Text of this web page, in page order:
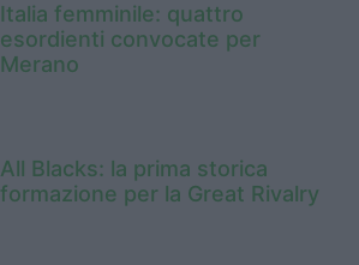
Italia femminile: quattro
esordienti convocate per
Merano
All Blacks: la prima storica
formazione per la Great Rivalry